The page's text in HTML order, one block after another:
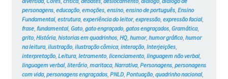
personagens, educação, emoções, ensino, ensino de português, Ensino
Fundamental, estrutura, experiência do leitor, expressão, expressão facial,
frase, fundamental, Gato, gato engraçado, gatos engraçados, Gramática,
grito, História, historias em quadrinhos, HQ, humor, humor gráfico, humor
na leitura, ilustração, ilustração cômica, interação, Interjeições,
interpretação, Leitura, letramento, licenciamento, linguagem não verbal,
linguagem verbal, literário, maritaca, Narrativa, Personagens, personagens
com vida, personagens engraçados, PNLD, Pontuação, quadrinho nacional,